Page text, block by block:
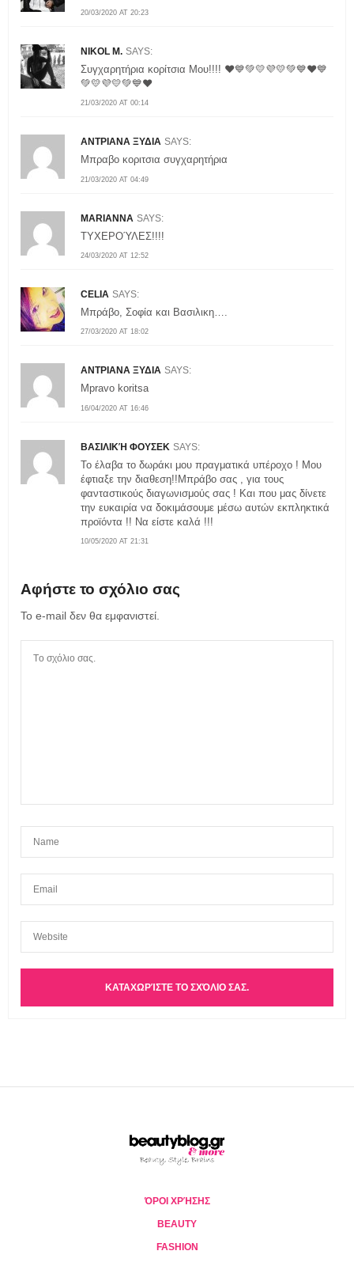
20/03/2020 AT 20:23
NIKOL M. SAYS:
21/03/2020 AT 00:14
Συγχαρητήρια κορίτσια Μου!!!! ❤💙💚💛💜💛💚💙❤💙
💚💛💜💛💚💙❤
ΑΝΤΡΙΑΝΑ ΞΥΔΙΑ SAYS:
21/03/2020 AT 04:49
Μπραβο κοριτσια συγχαρητήρια
MARIANNA SAYS:
24/03/2020 AT 12:52
ΤΥΧΕΡΟΎΛΕΣ!!!!
CELIA SAYS:
27/03/2020 AT 18:02
Mπράβο, Σοφία και Βασιλικη….
ΑΝΤΡΙΑΝΑ ΞΥΔΙΑ SAYS:
16/04/2020 AT 16:46
Mpravo koritsa
ΒΑΣΙΛΙΚΉ ΦΟΥΣΕΚ SAYS:
10/05/2020 AT 21:31
To έλαβα το δωράκι μου πραγματικά υπέροχο ! Μου
έφτιαξε την διαθεση!!Μπράβο σας , για τους
φανταστικούς διαγωνισμούς σας ! Και που μας δίνετε
την ευκαιρία να δοκιμάσουμε μέσω αυτών εκπληκτικά
προϊόντα !! Να είστε καλά !!!
Αφήστε το σχόλιο σας
Το e-mail δεν θα εμφανιστεί.
ΌΡΟΙ ΧΡΉΣΗΣ
BEAUTY
FASHION